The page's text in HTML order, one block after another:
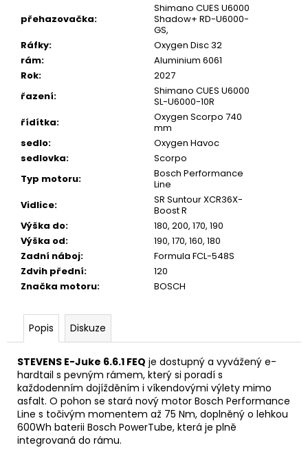
přehazovačka:
Shimano CUES U6000
Shadow+ RD-U6000-
GS,
Ráfky:
Oxygen Disc 32
rám:
Aluminium 6061
Rok:
2027
řazení:
Shimano CUES U6000
SL-U6000-10R
řídítka:
Oxygen Scorpo 740
mm
sedlo:
Oxygen Havoc
sedlovka:
Scorpo
Typ motoru:
Bosch Performance
Line
Vidlice:
SR Suntour XCR36X-
Boost R
Výška do:
180, 200, 170, 190
Výška od:
190, 170, 160, 180
Zadní náboj:
Formula FCL-548S
Zdvih přední:
120
Značka motoru: BOSCH
Popis Diskuze
STEVENS E-Juke 6.6.1 FEQ je dostupný a vyvážený e-
hardtail s pevným rámem, který si poradí s
každodenním dojížděním i víkendovými výlety mimo
asfalt. O pohon se stará nový motor Bosch Performance
Line s točivým momentem až 75 Nm, doplněný o lehkou
600Wh baterii Bosch PowerTube, která je plně
integrovaná do rámu.